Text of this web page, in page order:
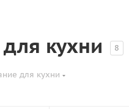
кухни 8
для кухни